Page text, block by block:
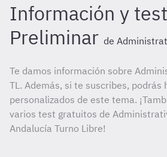
Información y
Preliminar de
Te damos información sobre
TL. Además, si te suscribes, podrás
personalizados de este tema.
varios test gratuitos de
Andalucía Turno Libre!